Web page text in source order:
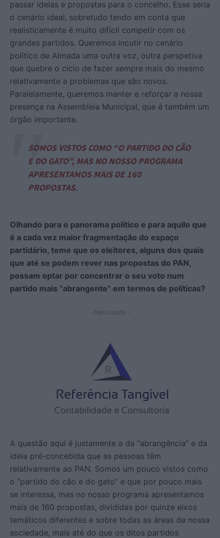
passar ideias e propostas para o concelho. Esse seria
o cenário ideal, sobretudo tendo em conta que
realisticamente é muito difícil competir com os
grandes partidos. Queremos incutir no cenário
político de Almada uma outra voz, outra perspetiva
que quebre o ciclo de fazer sempre mais do mesmo
relativamente a problemas que são novos.
Paralelamente, queremos manter e reforçar a nossa
presença na Assembleia Municipal, que é também um
órgão importante.
SOMOS VISTOS COMO “O PARTIDO DO CÃO
E DO GATO”, MAS NO NOSSO PROGRAMA
APRESENTAMOS MAIS DE 160
PROPOSTAS.
Olhando para o panorama político e para aquilo que
é a cada vez maior fragmentação do espaço
partidário, teme que os eleitores, alguns dos quais
que até se podem rever nas propostas do PAN,
possam optar por concentrar o seu voto num
partido mais “abrangente” em termos de políticas?
- PUBLICIDADE -
A questão aqui é justamente a da “abrangência” e da
ideia pré-concebida que as pessoas têm
relativamente ao PAN. Somos um pouco vistos como
o “partido do cão e do gato” e que por pouco mais
se interessa, mas no nosso programa apresentamos
mais de 160 propostas, divididas por quinze eixos
temáticos diferentes e sobre todas as áreas da nossa
sociedade, mais até do que os ditos partidos